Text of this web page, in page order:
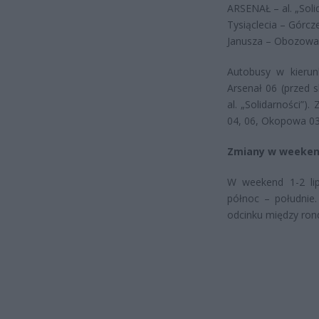
ARSENAŁ – al.
Tysiąclecia –
Janusza –
Autobusy w
Arsenał 06 (przed
al.
04, 06, Okopowa
Zmiany w
W weekend 1-2
północ –
odcinku między